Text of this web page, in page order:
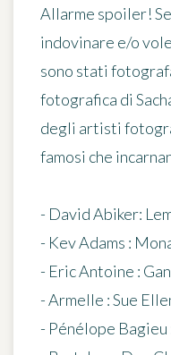
Allarme spoiler!
indovinare e/o
sono stati
fotografica di
degli artisti
famosi che
- David Abiker:
- Kev Adams :
- Eric Antoine :
- Armelle : Sue
- Pénélope Bagieu